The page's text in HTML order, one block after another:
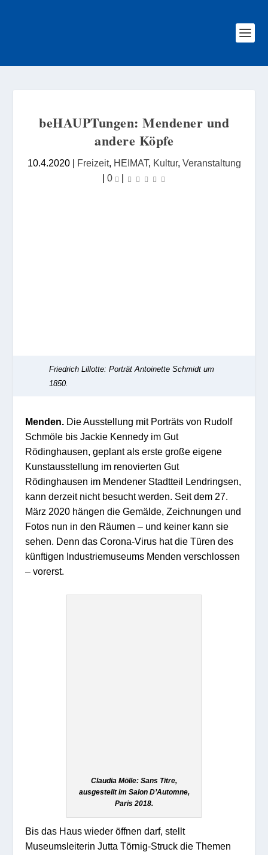
beHAUPTungen: Mendener und
andere Köpfe
10.4.2020| Freizeit, HEIMAT, Kultur, Veranstaltung
| 0 |
Friedrich Lillotte: Porträt Antoinette Schmidt um
1850.
Menden. Die Ausstellung mit Porträts von Rudolf
Schmöle bis Jackie Kennedy im Gut
Rödinghausen, geplant als erste große eigene
Kunstausstellung im renovierten Gut
Rödinghausen im Mendener Stadtteil Lendringsen,
kann derzeit nicht besucht werden. Seit dem 27.
März 2020 hängen die Gemälde, Zeichnungen und
Fotos nun in den Räumen – und keiner kann sie
sehen. Denn das Corona-Virus hat die Türen des
künftigen Industriemuseums Menden verschlossen
– vorerst.
Claudia Mölle: Sans Titre,
ausgestellt im Salon D’Automne,
Paris 2018.
Bis das Haus wieder öffnen darf, stellt
Museumsleiterin Jutta Törnig-Struck die Themen